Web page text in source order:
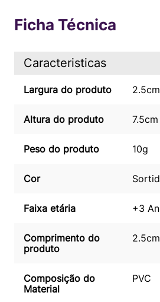
Ficha Técnica
Caracteristicas
Largura do produto 2.5cm
Altura do produto 7.5cm
Peso do produto 10g
Cor
Faixa etária +3
Comprimento do
produto
2.5cm
Composição do
Material
PVC